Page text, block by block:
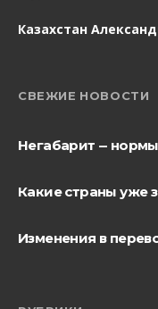
Казахстан
СВЕЖИЕ НОВОСТИ
Негабарит —
Какие страны уже
Изменения в